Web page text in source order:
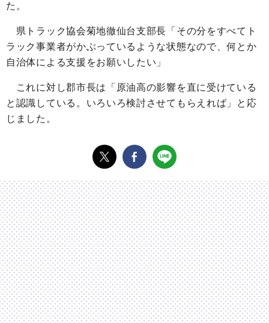
た。
県トラック協会菊地徹仙台支部長「その分をすべてト
ラック事業者がかぶっているような状態なので、何とか
自治体による支援をお願いしたい」
これに対し郡市長は「原油高の影響を直に受けている
と認識している。いろいろ検討させてもらえれば」と応
じました。